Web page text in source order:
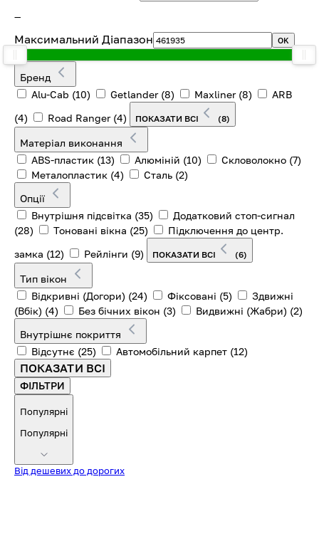
—
Максимальний Діапазон OK
Бренд
Alu-Cab (10) Getlander (8) Maxliner (8)
ARB
(4)
Road Ranger (4) ПОКАЗАТИ ВСІ (8)
Матеріал виконання
ABS-пластик (13) Алюміній (10) Скловолокно (7)
Металопластик (4) Сталь (2)
Опції
Внутрішня підсвітка (35)
Додатковий стоп-сигнал
(28)
Тоновані вікна (25)
Підключення до центр.
замка (12) Рейлінги (9) ПОКАЗАТИ ВСІ (6)
Тип вікон
Відкривні (Догори) (24) Фіксовані (5)
Здвижні
(Вбік) (4) Без бічних вікон (3) Видвижні (Жабри) (2)
Внутрішнє покриття
Відсутнє (25) Автомобільний карпет (12)
ПОКАЗАТИ ВСІ
ФІЛЬТРИ
Популярні
Популярні
Від дешевих до дорогих